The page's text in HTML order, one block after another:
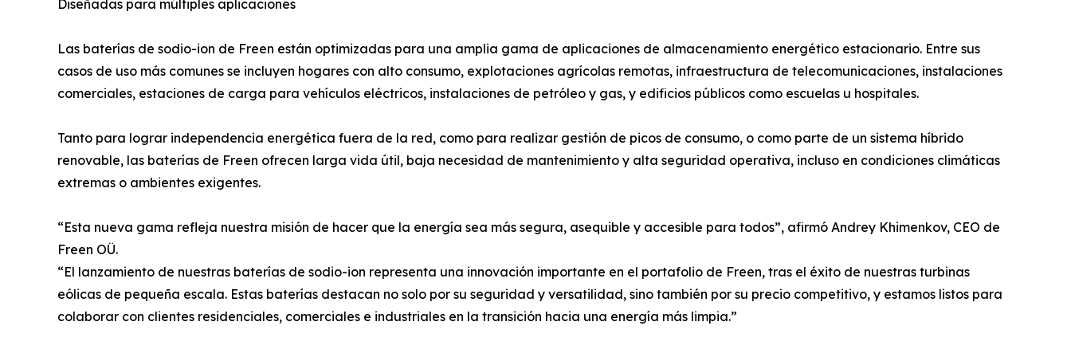
Diseñadas para múltiples aplicaciones
Las baterías de sodio-ion de Freen están optimizadas para una amplia gama de aplicaciones de almacenamiento energético estacionario. Entre sus
casos de uso más comunes se incluyen hogares con alto consumo, explotaciones agrícolas remotas, infraestructura de telecomunicaciones, instalaciones
comerciales, estaciones de carga para vehículos eléctricos, instalaciones de petróleo y gas, y edificios públicos como escuelas u hospitales.
Tanto para lograr independencia energética fuera de la red, como para realizar gestión de picos de consumo, o como parte de un sistema híbrido
renovable, las baterías de Freen ofrecen larga vida útil, baja necesidad de mantenimiento y alta seguridad operativa, incluso en condiciones climáticas
extremas o ambientes exigentes.
“Esta nueva gama refleja nuestra misión de hacer que la energía sea más segura, asequible y accesible para todos”, afirmó Andrey Khimenkov, CEO de
Freen OÜ.
“El lanzamiento de nuestras baterías de sodio-ion representa una innovación importante en el portafolio de Freen, tras el éxito de nuestras turbinas
eólicas de pequeña escala. Estas baterías destacan no solo por su seguridad y versatilidad, sino también por su precio competitivo, y estamos listos para
colaborar con clientes residenciales, comerciales e industriales en la transición hacia una energía más limpia.”